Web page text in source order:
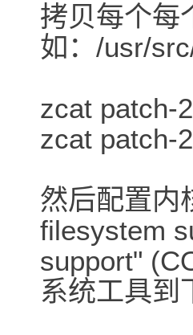
拷贝每个每
如：/usr/
zcat patch-
zcat patch-
然后配置内
filesystem
support"
系统工具到